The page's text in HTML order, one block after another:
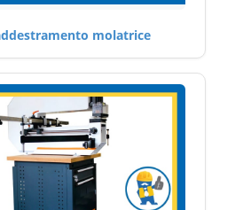
molatrice